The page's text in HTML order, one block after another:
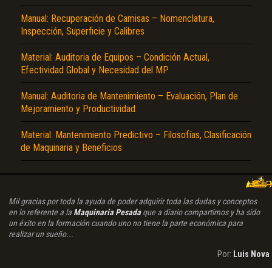
Manual: Recuperación de Camisas – Nomenclatura,
Inspección, Superficie y Calibres
Material: Auditoria de Equipos – Condición Actual,
Efectividad Global y Necesidad del MP
Manual: Auditoria de Mantenimiento – Evaluación, Plan de
Mejoramiento y Productividad
Material: Mantenimiento Predictivo – Filosofías, Clasificación
de Maquinaria y Beneficios
Mil gracias por toda la ayuda de poder adquirir toda las dudas y conceptos
en lo referente a la Maquinaria Pesadaque a diario compartimos y ha sido
un éxito en la formación cuando uno no tiene la parte económica para
realizar un sueño...
Por: Luis Nova